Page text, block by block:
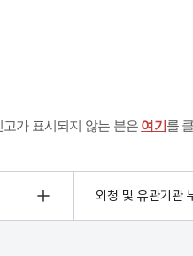
고가 표시되지 않는 분은 여기를
외청 및 유관기관